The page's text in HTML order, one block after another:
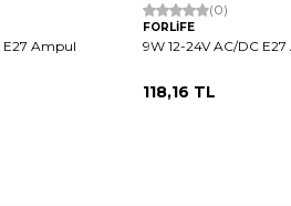
E27 Ampul
(0)
FORLİFE
9W 12-24V AC/DC
118,16 TL